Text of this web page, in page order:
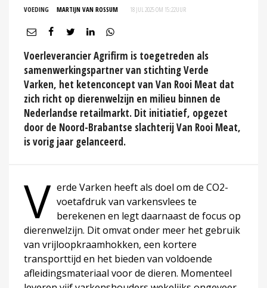
VOEDING MARTIJN VAN ROSSUM 18 JUL 2025 OM 15:22UUR
Voerleverancier Agrifirm is toegetreden als
samenwerkingspartner van stichting Verde
Varken, het ketenconcept van Van Rooi Meat dat
zich richt op dierenwelzijn en milieu binnen de
Nederlandse retailmarkt. Dit initiatief, opgezet
door de Noord-Brabantse slachterij Van Rooi Meat,
is vorig jaar gelanceerd.
V erde Varken heeft als doel om de CO2-
voetafdruk van varkensvlees te
berekenen en legt daarnaast de focus op
dierenwelzijn. Dit omvat onder meer het gebruik
van vrijloopkraamhokken, een kortere
transporttijd en het bieden van voldoende
afleidingsmateriaal voor de dieren. Momenteel